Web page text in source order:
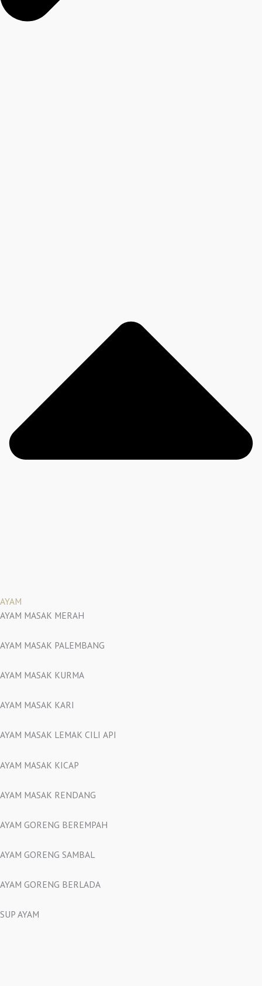
AYAM
AYAM MASAK MERAH
AYAM MASAK PALEMBANG
AYAM MASAK KURMA
AYAM MASAK KARI
AYAM MASAK LEMAK CILI API
AYAM MASAK KICAP
AYAM MASAK RENDANG
AYAM GORENG BEREMPAH
AYAM GORENG SAMBAL
AYAM GORENG BERLADA
SUP AYAM